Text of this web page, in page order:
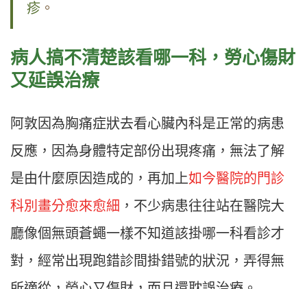
疹 。
病人搞不清楚該看哪一科，勞心傷財
又延誤治療
阿敦因為胸痛症狀去看心臟內科是正常的病患
反應，因為身體特定部份出現疼痛，無法了解
是由什麼原因造成的，再加上如今醫院的門診
科別畫分愈來愈細 ，不少病患往往站在醫院大
廳像個無頭蒼蠅一樣不知道該掛哪一科看診才
對，經常出現跑錯診間掛錯號的狀況，弄得無